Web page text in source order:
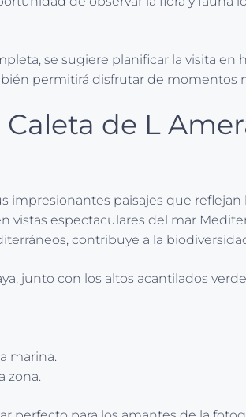
se sugiere planificar la visita en
permitirá disfrutar de momentos
de L
impresionantes paisajes que
vistas espectaculares del mar
contribuye a la
junto con los altos acantilados
marina.
zona.